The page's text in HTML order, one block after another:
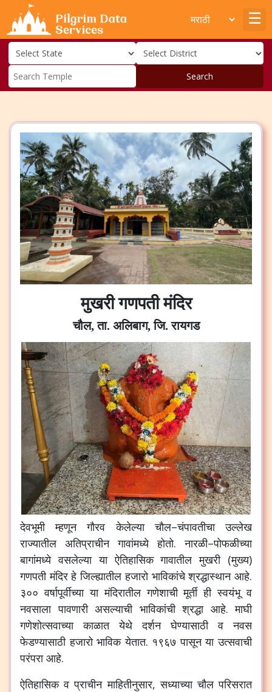
Search
मुखरी गणपती मंदिर
चौल, ता. अलिबाग, जि. रायगड
देवभूमी म्हणून गौरव केलेल्या चौल–चंपावतीचा
उल्लेख
राज्यातील अतिप्राचीन गावांमध्ये होतो.नारळी–पोफळीच्या
बागांमध्ये वसलेल्या या ऐतिहासिक गावातील मुखरी(मुख्य)
गणपती मंदिर हे जिल्ह्यातील हजारो भाविकांचे श्रद्धास्थान आहे.
३०० वर्षापूर्वीच्या या मंदिरातील गणेशाची मूर्ती ही स्वयंभू व
नवसाला पावणारी असल्याची भाविकांची श्रद्धा आहे.माघी
गणेशोत्सवाच्या
काळात येथे दर्शन घेण्यासाठी व
नवस
फेडण्यासाठी हजारो भाविक येतात. १९६७ पासून या उत्सवाची
परंपरा आहे.
ऐतिहासिक व प्राचीन माहितीनुसार,सध्याच्या चौल परिसरात